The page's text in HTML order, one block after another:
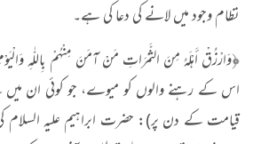
نظام وجود میں لانے کی دعا کی ہے۔
﴿وَارْزُقْ أَهْلَهُ مِنَ الثَّمَرَاتِ مَنْ آمَنَ مِنْهُمْ بِاللّٰهِ
اس کے رہنے والوں کو میوے، جو کوئی ان میں
قیامت کے دن پر): حضرت ابراہیم علیہ السلام